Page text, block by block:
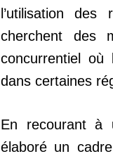
l’utilisation
cherchent des
concurrentiel
dans certaines
En recourant à
élaboré un